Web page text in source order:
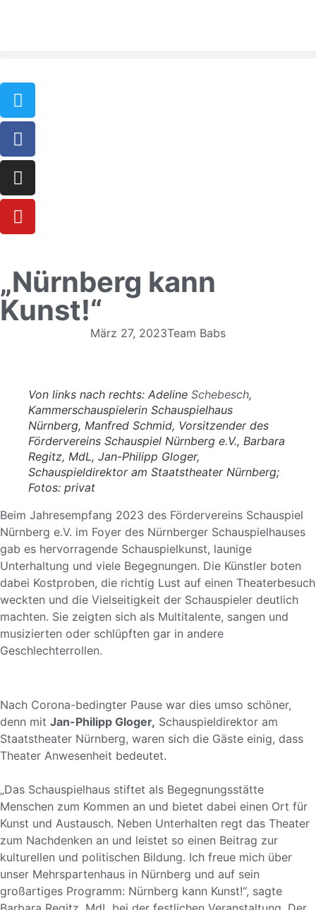
„Nürnberg kann
Kunst!“
März 27, 2023Team Babs
Von links nach rechts: Adeline Schebesch,
Kammerschauspielerin Schauspielhaus
Nürnberg, Manfred Schmid, Vorsitzender des
Fördervereins Schauspiel Nürnberg e.V., Barbara
Regitz, MdL, Jan-Philipp Gloger,
Schauspieldirektor am Staatstheater Nürnberg;
Fotos: privat
Beim Jahresempfang 2023 des Fördervereins Schauspiel
Nürnberg e.V. im Foyer des Nürnberger Schauspielhauses
gab es hervorragende Schauspielkunst, launige
Unterhaltung und viele Begegnungen. Die Künstler boten
dabei Kostproben, die richtig Lust auf einen Theaterbesuch
weckten und die Vielseitigkeit der Schauspieler deutlich
machten. Sie zeigten sich als Multitalente, sangen und
musizierten oder schlüpften gar in andere
Geschlechterrollen.
Nach Corona-bedingter Pause war dies umso schöner,
denn mit Jan-Philipp Gloger, Schauspieldirektor am
Staatstheater Nürnberg, waren sich die Gäste einig, dass
Theater Anwesenheit bedeutet.
„Das Schauspielhaus stiftet als Begegnungsstätte
Menschen zum Kommen an und bietet dabei einen Ort für
Kunst und Austausch. Neben Unterhalten regt das Theater
zum Nachdenken an und leistet so einen Beitrag zur
kulturellen und politischen Bildung. Ich freue mich über
unser Mehrspartenhaus in Nürnberg und auf sein
großartiges Programm: Nürnberg kann Kunst!“, sagte